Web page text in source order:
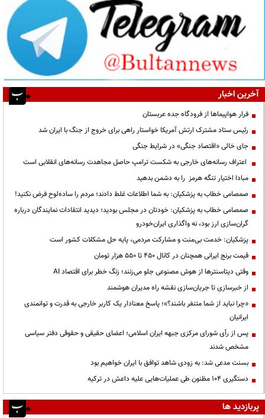
آخرین اخبار
فرار هواپیماها از فرودگاه جده عربستان
رئیس ستاد مشترک ارتش آمریکا خواستار راهی برای خروج از جنگ با ایران شد
جای خالی «اقتصاد جنگی» در شرایط جنگی
اعتراف رسانه‌های خارجی به شکست ترامپ حاصل مجاهدت رسانه‌های انقلابی است
مبادا اختیار تنگه هرمز را به دشمن بدهید
صمصامی خطاب به پزشکیان: به شما اطلاعات غلط دادند؛ مردم را ساده‌لوح فرض نکنید!
صمصامی خطاب به پزشکیان: خودتان در مجلس بودید؛ دیدید انتقادات نمایندگان درباره
گران‌سازی ارز بود، نه واگذاری ایران‌خودرو
پزشکیان: خدمت بی‌منت و مشارکت مردمی، پایه حل مشکلات کشور است
قیمت‌ برنج ایرانی همچنان در کانال ۴۵۰ تا ۵۵۰ هزار تومان
وقتی دیتاسنترها از هوش مصنوعی جلو می‌زنند؛ زنگ خطر برای اقتصاد AI
از خبرسازی تا جریان‌سازی نقشه راه مدیران هوشمند
«چرا نباید از شما متنفر باشند؟»؛ پاسخ معنادار یک کاربر خارجی به قدرت و توانمندی
ایرانیان
پس از رأی شورای مرکزی جبهه ایران اسلامی؛ اعضای حقیقی و حقوقی دفتر سیاسی
مشخص شدند
بسنت مدعی شد: به زودی شاهد توافق با ایران خواهیم بود
دستگیری ۱۰۴ مظنون طی عملیات‌هایی علیه داعش در ترکیه
پربازدید ها